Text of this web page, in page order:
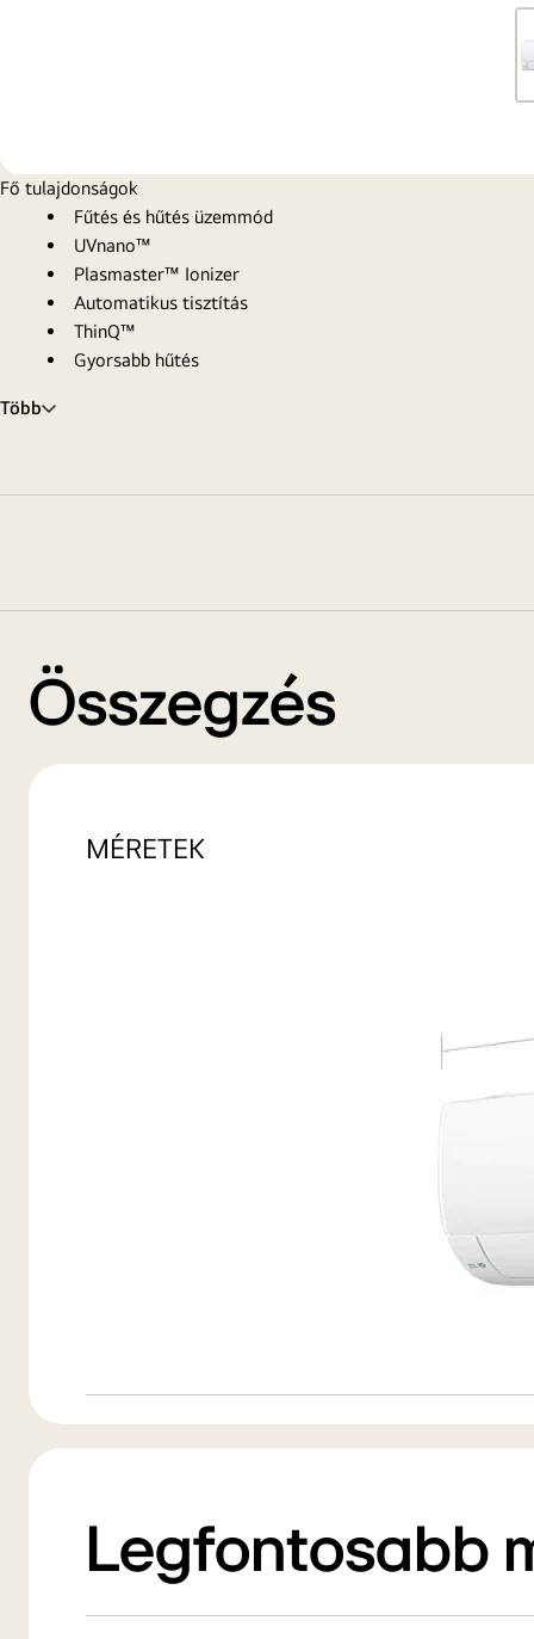
Fő tulajdonságok
Fűtés és hűtés üzemmód
UVnano™
Plasmaster™ Ionizer
Automatikus tisztítás
ThinQ™
Gyorsabb hűtés
Több
Összegzés
MÉRETEK
Legfontosabb